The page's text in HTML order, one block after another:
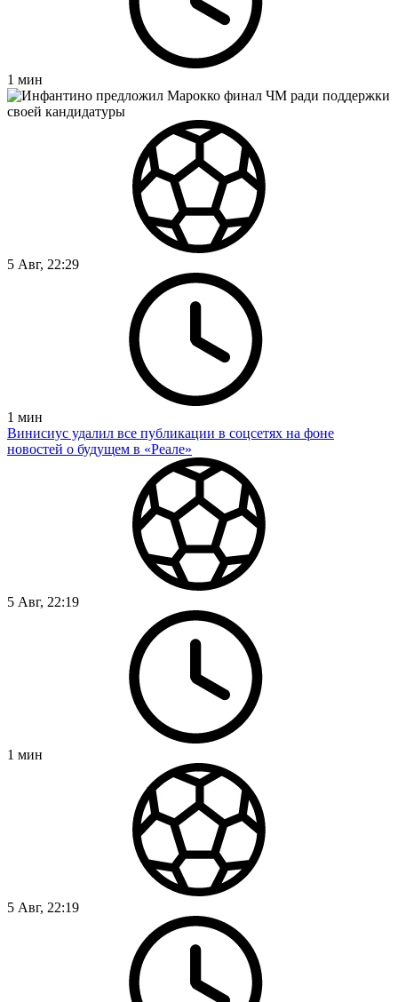
1 мин
5 Авг, 22:29
1 мин
Винисиус удалил все публикации в соцсетях на фоне
новостей о будущем в «Реале»
5 Авг, 22:19
1 мин
5 Авг, 22:19